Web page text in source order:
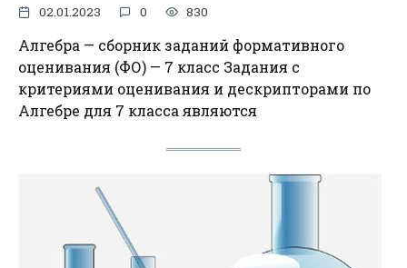
02.01.2023 0 830
Алгебра — сборник заданий формативного
оценивания (ФО) — 7 класс Задания с
критериями оценивания и дескрипторами по
Алгебре для 7 класса являются